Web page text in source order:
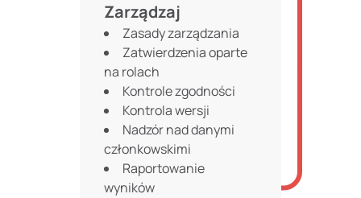
Zarządzaj
Zasady zarządzania
Zatwierdzenia oparte
na rolach
Kontrole zgodności
Kontrola wersji
Nadzór nad danymi
członkowskimi
Raportowanie
wyników